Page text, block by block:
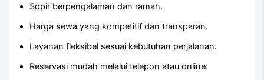
Sopir berpengalaman dan ramah.
Harga sewa yang kompetitif dan transparan.
Layanan fleksibel sesuai kebutuhan perjalanan.
Reservasi mudah melalui telepon atau online.